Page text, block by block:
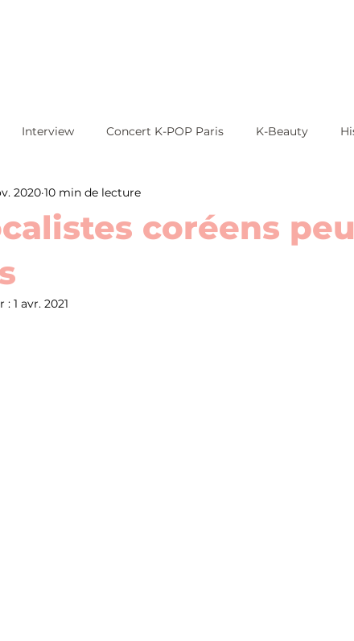
Interview Concert K-POP Paris K-Beauty
coréens peu
2020 10 min de lecture
: 1 avr. 2021